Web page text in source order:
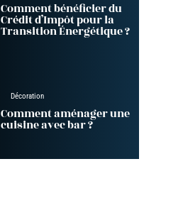
Comment bénéficier du
Crédit d’Impôt pour la
Transition Énergétique ?
Décoration
Comment aménager une
cuisine avec bar ?